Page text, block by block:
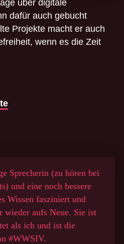
über digitale
dafür auch gebucht
Projekte macht er auch
wenn es die Zeit
Sprecherin (zu hören bei
und eine noch bessere
Wissen fasziniert und
wieder aufs Neue. Sie ist
als ich und ist die
#WWSIV.